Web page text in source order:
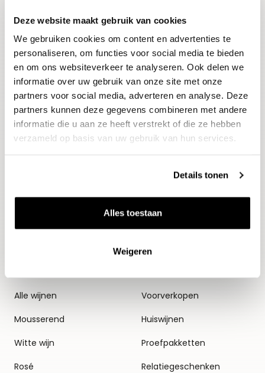
Deze website maakt gebruik van cookies
We gebruiken cookies om content en advertenties te
personaliseren, om functies voor social media te bieden
en om ons websiteverkeer te analyseren. Ook delen we
informatie over uw gebruik van onze site met onze
partners voor social media, adverteren en analyse. Deze
partners kunnen deze gegevens combineren met andere
informatie die u aan ze heeft verstrekt of die ze hebben
verzameld op basis van uw gebruik van hun services.
Details tonen
Alles toestaan
Weigeren
Blijf op de hoogte
Ontvang het laatste wijnnieuws, proeverijen en
evenementen
E-mailadres
Aanmelden
Alle wijnen
Mousserend
Witte wijn
Rosé
Thema's
Voorverkopen
Huiswijnen
Proefpakketten
Relatiegeschenken